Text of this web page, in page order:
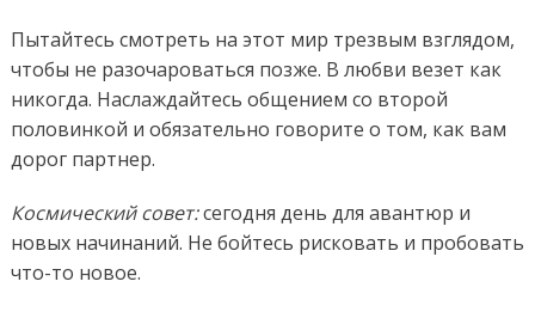
Пытайтесь смотреть на этот мир трезвым взглядом,
чтобы не разочароваться позже. В любви везет как
никогда. Наслаждайтесь общением со второй
половинкой и обязательно говорите о том, как вам
дорог партнер.
Космический совет:сегодня день для авантюр и
новых начинаний. Не бойтесь рисковать и пробовать
что-то новое.